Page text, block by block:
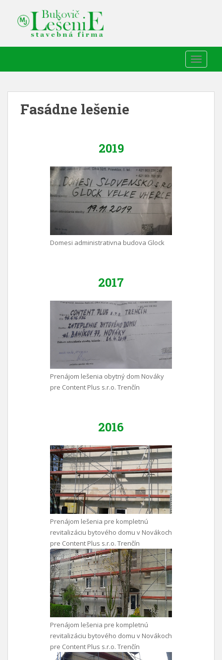
Fasádne lešenie
2019
Domesi administrativna budova Glock
2017
Prenájom lešenia obytný dom Nováky
pre Content Plus s.r.o. Trenčín
2016
Prenájom lešenia pre kompletnú
revitalizáciu bytového domu v Novákoch
pre Content Plus s.r.o. Trenčín
Prenájom lešenia pre kompletnú
revitalizáciu bytového domu v Novákoch
pre Content Plus s.r.o. Trenčín